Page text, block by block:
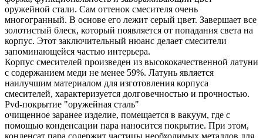
оружейной стали. Сам оттенок смесителя очень
многогранный. В основе его лежит серый цвет. Завершает все
золотистый блеск, который появляется от попадания света на
корпус. Этот заключительный нюанс делает смесители
запоминающейся частью интерьера.
Корпус смесителей произведен из высококачественной латуни
с содержанием меди не менее 59%. Латунь является
наилучшим материалом для изготовления корпуса
смесителей, характеризуется долговечностью и прочностью.
Pvd-покрытие "оружейная сталь"
очищенное заранее изделие, помещается в вакуум, где с
помощью конденсации пара наносится покрытие. При этом,
конденсат пара содержит частицы необходимых металлов для